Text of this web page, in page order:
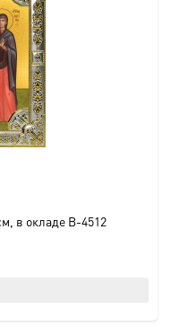
в окладе B-4512